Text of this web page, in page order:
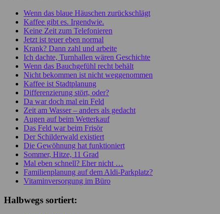
Wenn das blaue Häuschen zurückschlägt
Kaffee gibt es. Irgendwie.
Keine Zeit zum Telefonieren
Jetzt ist teuer eben normal
Krank? Dann zahl und arbeite
Ich dachte, Turnhallen wären Geschichte
Wenn das Bauchgefühl recht behält
Nicht bekommen ist nicht weggenommen
Kaffee ist Stadtplanung
Differenzierung stört, oder?
Da war doch mal ein Feld
Zeit am Wasser – anders als gedacht
Augen auf beim Wetterkauf
Das Feld war beim Frisör
Der Schilderwald existiert
Die Gewöhnung hat funktioniert
Sommer, Hitze, 11 Grad
Mal eben schnell? Eher nicht …
Familienplanung auf dem Aldi-Parkplatz?
Vitaminversorgung im Büro
Halbwegs sortiert: